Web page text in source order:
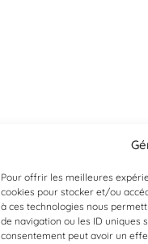
Pour offrir les meilleures
cookies pour stocker et/ou
à ces technologies nous
de navigation ou les ID uniques
consentement peut avoir un